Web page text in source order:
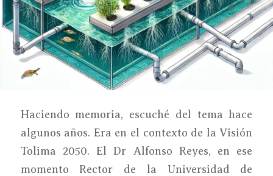
Haciendo memoria, escuché del tema hace
algunos años. Era en el contexto de la Visión
Tolima 2050. El Dr Alfonso Reyes, en ese
momento Rector de la Universidad de